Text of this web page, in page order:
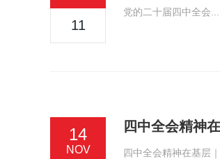
11
党的二十届四中全会...
14
NOV
四中全会精神
四中全会精神在基层